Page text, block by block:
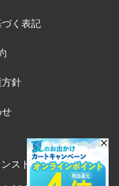
く表記
方針
せ
ストア